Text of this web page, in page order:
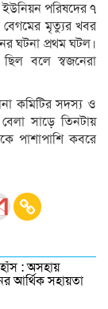
পরিষদের ৭
বেগমের মৃত্যুর খবর
ঘটনা প্রথম ঘটল।
বলে স্বজনেরা
কমিটির সদস্য ও
সাড়ে তিনটায়
পাশাপাশি কবরে
: অসহায়
আর্থিক সহায়তা